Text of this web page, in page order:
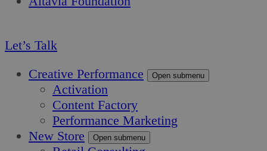
Let’s Talk
Creative Performance
Open submenu
Activation
Content Factory
Performance Marketing
New Store
Open submenu